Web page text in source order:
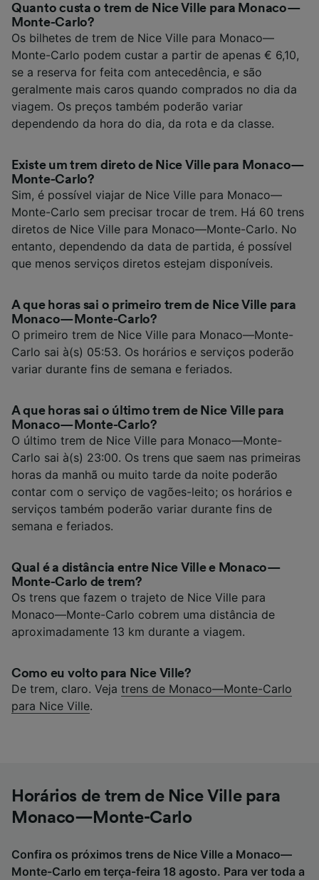
Quanto custa o trem de Nice Ville para Monaco—
Monte-Carlo?
Os bilhetes de trem de Nice Ville para Monaco—
Monte-Carlo podem custar a partir de apenas € 6,10,
se a reserva for feita com antecedência, e são
geralmente mais caros quando comprados no dia da
viagem. Os preços também poderão variar
dependendo da hora do dia, da rota e da classe.
Existe um trem direto de Nice Ville para Monaco—
Monte-Carlo?
Sim, é possível viajar de Nice Ville para Monaco—
Monte-Carlo sem precisar trocar de trem. Há 60 trens
diretos de Nice Ville para Monaco—Monte-Carlo. No
entanto, dependendo da data de partida, é possível
que menos serviços diretos estejam disponíveis.
A que horas sai o primeiro trem de Nice Ville para
Monaco—Monte-Carlo?
O primeiro trem de Nice Ville para Monaco—Monte-
Carlo sai à(s) 05:53. Os horários e serviços poderão
variar durante fins de semana e feriados.
A que horas sai o último trem de Nice Ville para
Monaco—Monte-Carlo?
O último trem de Nice Ville para Monaco—Monte-
Carlo sai à(s) 23:00. Os trens que saem nas primeiras
horas da manhã ou muito tarde da noite poderão
contar com o serviço de vagões-leito; os horários e
serviços também poderão variar durante fins de
semana e feriados.
Qual é a distância entre Nice Ville e Monaco—
Monte-Carlo de trem?
Os trens que fazem o trajeto de Nice Ville para
Monaco—Monte-Carlo cobrem uma distância de
aproximadamente 13 km durante a viagem.
Como eu volto para Nice Ville?
De trem, claro. Veja trens de Monaco—Monte-Carlo
para Nice Ville.
Horários de trem de Nice Ville para
Monaco—Monte-Carlo
Confira os próximos trens de Nice Ville a Monaco—
Monte-Carlo em terça-feira 18 agosto. Para ver toda a